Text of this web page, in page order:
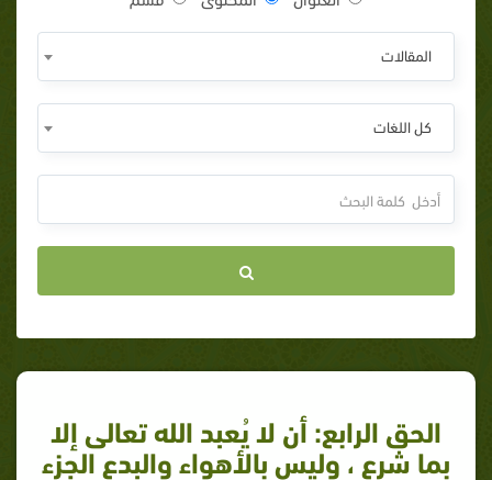
المقالات
كل اللغات
الحق الرابع: أن لا يُعبد الله تعالى إلا
بما شرع ، وليس بالأهواء والبدع الجزء